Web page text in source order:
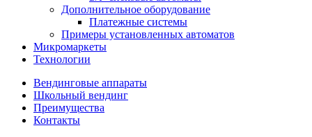
Дополнительное оборудование
Платежные системы
Примеры установленных автоматов
Микромаркеты
Технологии
Вендинговые аппараты
Школьный вендинг
Преимущества
Контакты